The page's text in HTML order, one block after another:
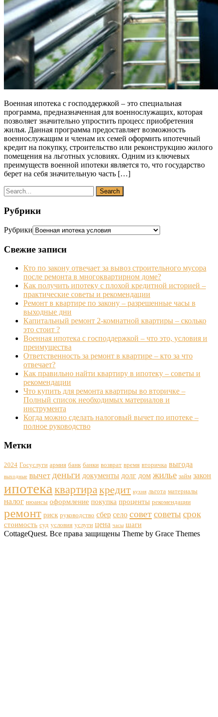
Военная ипотека с господдержкой – это специальная
программа, предназначенная для военнослужащих, которая
позволяет значительно упростить процесс приобретения
жилья. Данная программа предоставляет возможность
военнослужащим и членам их семей оформить ипотечный
кредит на покупку, строительство или реконструкцию жилого
помещения на льготных условиях. Одним из ключевых
преимуществ военной ипотеки является то, что государство
берет на себя значительную часть […]
Рубрики
Рубрики
Свежие записи
Кто по закону отвечает за вывоз строительного мусора
после ремонта в многоквартирном доме?
Как получить ипотеку с плохой кредитной историей –
практические советы и рекомендации
Ремонт в квартире по закону – разрешенные часы в
выходные дни
Капитальный ремонт 2-комнатной квартиры – сколько
это стоит ?
Военная ипотека с господдержкой – что это, условия и
преимущества
Ответственность за ремонт в квартире – кто за что
отвечает?
Как правильно найти квартиру в ипотеку – советы и
рекомендации
Что купить для ремонта квартиры во вторичке –
Полный список необходимых материалов и
инструмента
Когда можно сделать налоговый вычет по ипотеке –
полное руководство
Метки
2024 Госуслуги армия банк банки возврат время вторичка выгода
выходные вычет деньги документы долг дом жилье займ закон
ипотека квартира кредит кухня льгота материалы
налог нюансы оформление покупка проценты рекомендации
ремонт риск руководство сбер село советсоветысрок
стоимость суд условия услуги цена часы шаги
CottageQuest. Все права защищены Theme by Grace Themes